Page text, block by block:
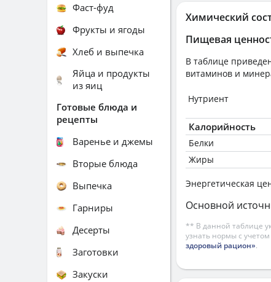
Химический
Пищевая
В таблице
витаминов и
Нутриент
Калорийность
Белки
Жиры
Энергетическая
Основной
** В данной таблице
узнать нормы с
здоровый рацион».
Фаст-фуд
Фрукты и ягоды
Хлеб и выпечка
Яйца и продукты
из яиц
Готовые блюда и
рецепты
Варенье и джемы
Вторые блюда
Выпечка
Гарниры
Десерты
Заготовки
Закуски